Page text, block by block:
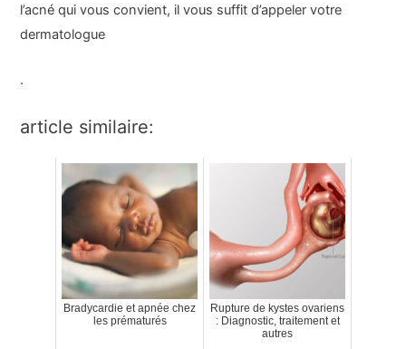
l’acné qui vous convient, il vous suffit d’appeler votre
dermatologue
.
article similaire:
Bradycardie et apnée chez
les prématurés
Rupture de kystes ovariens
: Diagnostic, traitement et
autres